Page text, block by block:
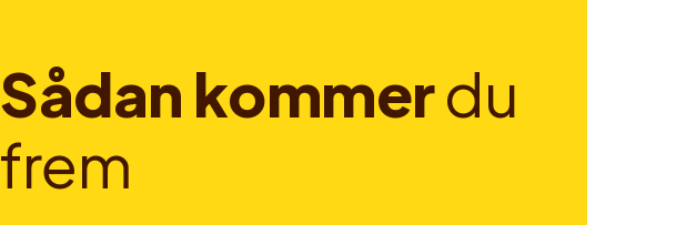
Sådan kommerdu
frem